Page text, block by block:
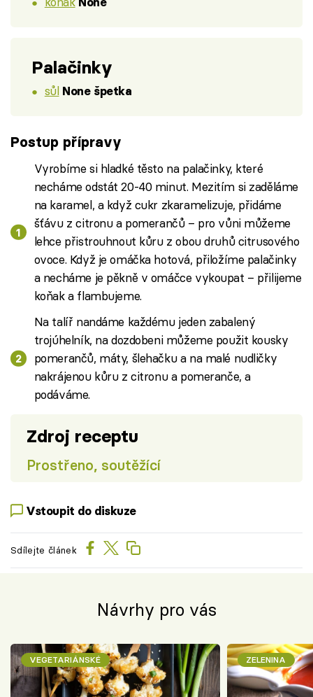
Palačinky
sůl None špetka
Postup přípravy
Vyrobíme si hladké těsto na palačinky, které
necháme odstát 20-40 minut. Mezitím si zaděláme
na karamel, a když cukr zkaramelizuje, přidáme
šťávu z citronu a pomerančů – pro vůni můžeme
lehce přistrouhnout kůru z obou druhů citrusového
ovoce. Když je omáčka hotová, přiložíme palačinky
a necháme je pěkně v omáčce vykoupat – přilijeme
koňak a flambujeme.
Na talíř nandáme každému jeden zabalený
trojúhelník, na dozdobeni můžeme použit kousky
pomerančů, máty, šlehačku a na malé nudličky
nakrájenou kůru z citronu a pomeranče, a
podáváme.
Zdroj receptu
Prostřeno, soutěžící
Vstoupit do diskuze
Sdílejte článek
Návrhy pro vás
VEGETARIÁNSKÉ ZELENINA